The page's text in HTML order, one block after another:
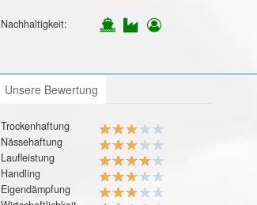
Nachhaltigkeit:
Unsere Bewertung
Trockenhaftung
Nässehaftung
Laufleistung
Handling
Eigendämpfung